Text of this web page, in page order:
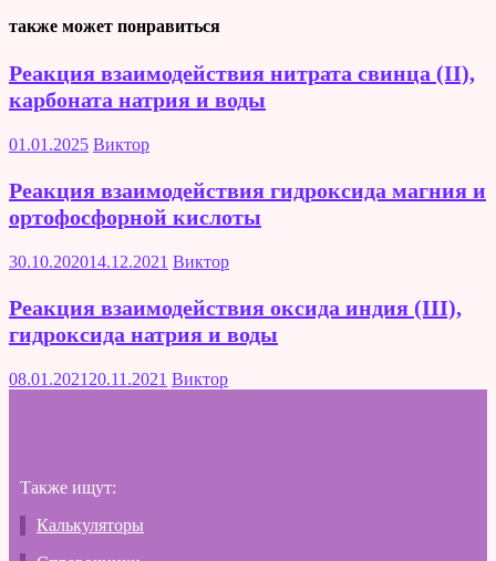
также может понравиться
Реакция взаимодействия нитрата свинца (II),
карбоната натрия и воды
01.01.2025 Виктор
Реакция взаимодействия гидроксида магния и
ортофосфорной кислоты
30.10.202014.12.2021 Виктор
Реакция взаимодействия оксида индия (III),
гидроксида натрия и воды
08.01.2021 20.11.2021 Виктор
Также ищут:
Калькуляторы